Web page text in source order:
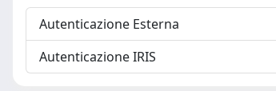
Autenticazione Esterna
Autenticazione IRIS